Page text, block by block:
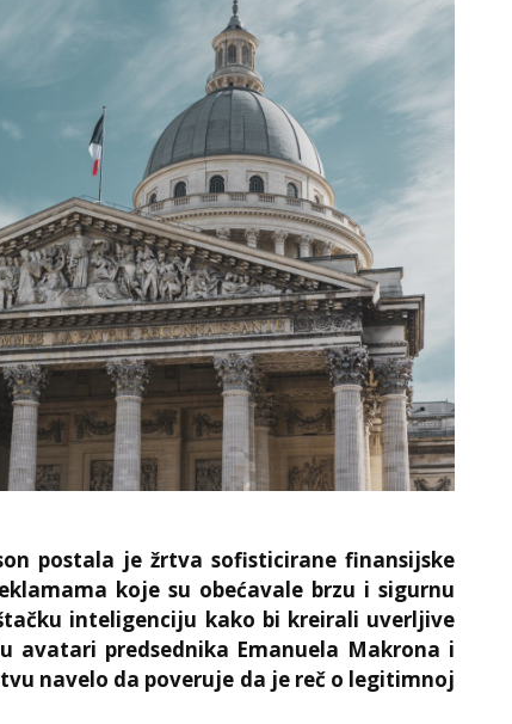
postala je žrtva sofisticirane finansijske
koje su obećavale brzu i sigurnu
inteligenciju kako bi kreirali uverljive
avatari predsednika Emanuela Makrona i
navelo da poveruje da je reč o legitimnoj